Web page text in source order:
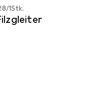
/1Stk.